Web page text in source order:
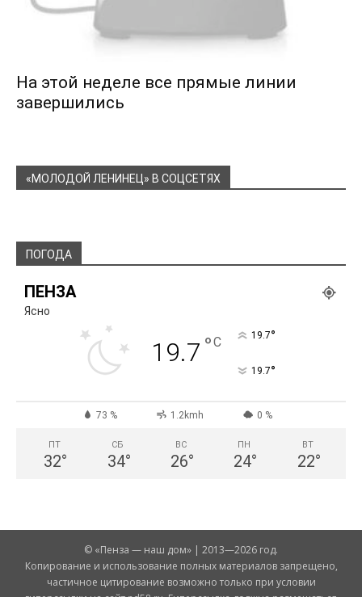
На этой неделе все прямые линии
завершились
«МОЛОДОЙ ЛЕНИНЕЦ» В СОЦСЕТЯХ
ПОГОДА
ПЕНЗА
Ясно
19.7 °C 19.7°
19.7°
73 % 1.2kmh 0 %
ПТ
32°
СБ
34°
ВС
26°
ПН
24°
ВТ
22°
© «Пенза — наш дом» | 2013—2026 год.
Копирование и использование полных материалов запрещено,
частичное цитирование возможно только при условии